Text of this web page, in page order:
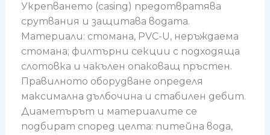
Укрепването (casing) предотвратява
срутвания и защитава водата.
Материали: стомана, PVC-U, неръждаема
стомана; филтърни секции с подходяща
слотовка и чакълен опаковащ пръстен.
Правилното оборудване определя
максимална дълбочина и стабилен дебит.
Диаметърът и материалите се
подбират според целта: питейна вода,